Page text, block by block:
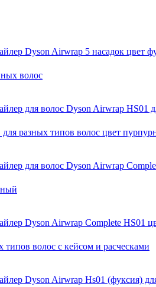
Dyson Airwrap 5 насадок цвет
для волос Dyson Airwrap HS01
для волос Dyson Airwrap
Dyson Airwrap Complete HS01
Dyson Airwrap Hs01 (фуксия)